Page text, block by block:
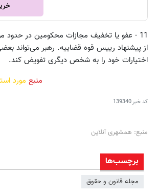
11 - عفو یا تخفیف‏ مجازات‏ محکومین‏ در حدود
از پیشنهاد رییس‏ قوه‏ قضاییه‏. رهبر می‌‌تواند
اختیارات‏ خود را به‏ شخص‏ دیگری‏ تفویض‏ کند.
منبع مورد
کد خبر139340
منبع: همشهری آنلاین
برچسب‌ها
مجله قانون و حقوق